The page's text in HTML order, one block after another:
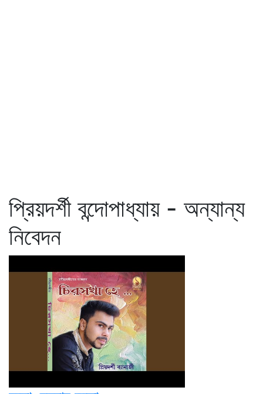
প্রিয়দর্শী বন্দোপাধ্যায় - অন্যান্য
নিবেদন